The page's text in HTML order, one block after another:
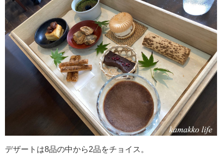
デザートは8品の中から2品をチョイス。